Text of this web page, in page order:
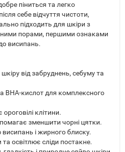
піниться та легко
себе відчуття чистоти,
підходить для шкіри з
порами, першими ознаками
висипань.
від забруднень, себуму та
BHA-кислот для комплексного
клітини.
зменшити чорні цятки.
і жирного блиску.
освітлює сліди постакне.